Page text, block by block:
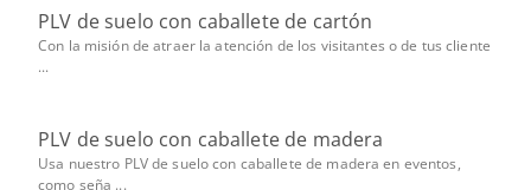
PLV de suelo con caballete de cartón
Con la misión de atraer la atención de los visitantes o de tus cliente
...
PLV de suelo con caballete de madera
Usa nuestro PLV de suelo con caballete de madera en eventos,
como seña ...